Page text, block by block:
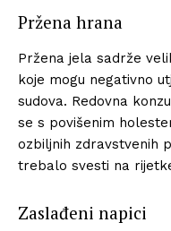
Pržena hrana
Pržena jela sadrže
koje mogu negativno
sudova. Redovna
se s povišenim
ozbiljnih zdravstvenih
trebalo svesti na
Zaslađeni napici